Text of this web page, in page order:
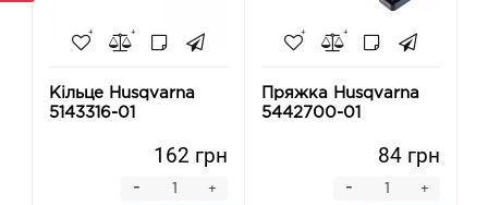
Кільце Husqvarna
5143316-01
162 грн
+
-
Пряжка Husqvarna
5442700-01
84 грн
+
-